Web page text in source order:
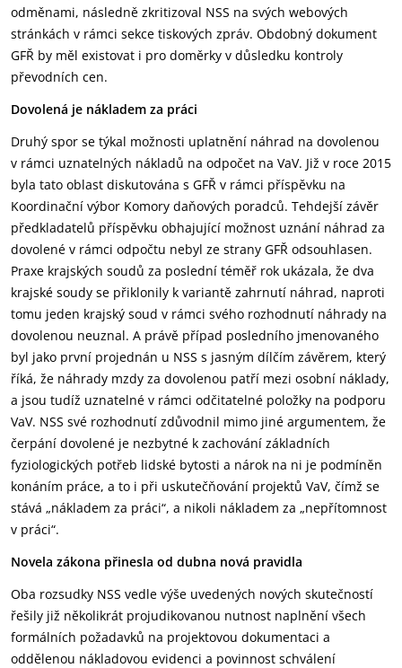
odměnami, následně zkritizoval NSS na svých webových
stránkách v rámci sekce tiskových zpráv. Obdobný dokument
GFŘ by měl existovat i pro doměrky v důsledku kontroly
převodních cen.
Dovolená je nákladem za práci
Druhý spor se týkal možnosti uplatnění náhrad na dovolenou
v rámci uznatelných nákladů na odpočet na VaV. Již v roce 2015
byla tato oblast diskutována s GFŘ v rámci příspěvku na
Koordinační výbor Komory daňových poradců. Tehdejší závěr
předkladatelů příspěvku obhajující možnost uznání náhrad za
dovolené v rámci odpočtu nebyl ze strany GFŘ odsouhlasen.
Praxe krajských soudů za poslední téměř rok ukázala, že dva
krajské soudy se přiklonily k variantě zahrnutí náhrad, naproti
tomu jeden krajský soud v rámci svého rozhodnutí náhrady na
dovolenou neuznal. A právě případ posledního jmenovaného
byl jako první projednán u NSS s jasným dílčím závěrem, který
říká, že náhrady mzdy za dovolenou patří mezi osobní náklady,
a jsou tudíž uznatelné v rámci odčitatelné položky na podporu
VaV. NSS své rozhodnutí zdůvodnil mimo jiné argumentem, že
čerpání dovolené je nezbytné k zachování základních
fyziologických potřeb lidské bytosti a nárok na ni je podmíněn
konáním práce, a to i při uskutečňování projektů VaV, čímž se
stává „nákladem za práci“, a nikoli nákladem za „nepřítomnost
v práci“.
Novela zákona přinesla od dubna nová pravidla
Oba rozsudky NSS vedle výše uvedených nových skutečností
řešily již několikrát projudikovanou nutnost naplnění všech
formálních požadavků na projektovou dokumentaci a
oddělenou nákladovou evidenci a povinnost schválení